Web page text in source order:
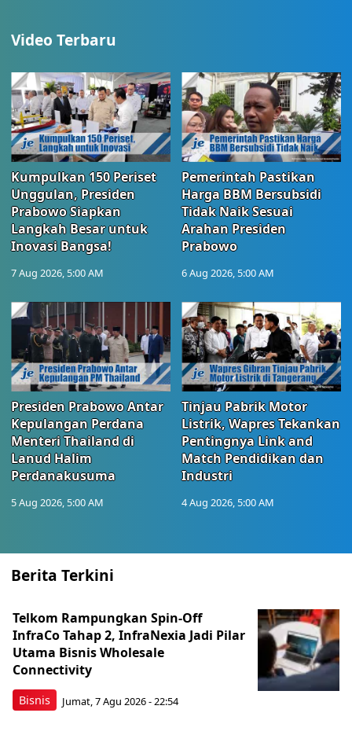
Video Terbaru
Kumpulkan 150 Periset
Unggulan, Presiden
Prabowo Siapkan
Langkah Besar untuk
Inovasi Bangsa!
7 Aug 2026, 5:00 AM
Pemerintah Pastikan
Harga BBM Bersubsidi
Tidak Naik Sesuai
Arahan Presiden
Prabowo
6 Aug 2026, 5:00 AM
Presiden Prabowo Antar
Kepulangan Perdana
Menteri Thailand di
Lanud Halim
Perdanakusuma
5 Aug 2026, 5:00 AM
Tinjau Pabrik Motor
Listrik, Wapres Tekankan
Pentingnya Link and
Match Pendidikan dan
Industri
4 Aug 2026, 5:00 AM
Berita Terkini
Bisnis
Telkom Rampungkan Spin-Off
InfraCo Tahap 2, InfraNexia Jadi Pilar
Utama Bisnis Wholesale
Connectivity
Jumat, 7 Agu 2026 - 22:54